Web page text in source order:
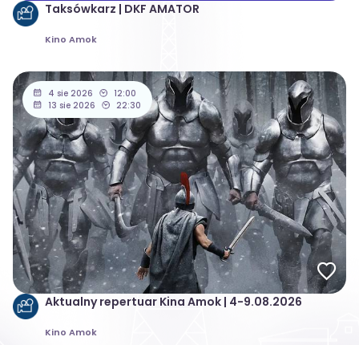
Taksówkarz | DKF AMATOR
Kino Amok
4 sie 2026
12:00
13 sie 2026
22:30
Aktualny repertuar Kina Amok | 4-9.08.2026
Kino Amok